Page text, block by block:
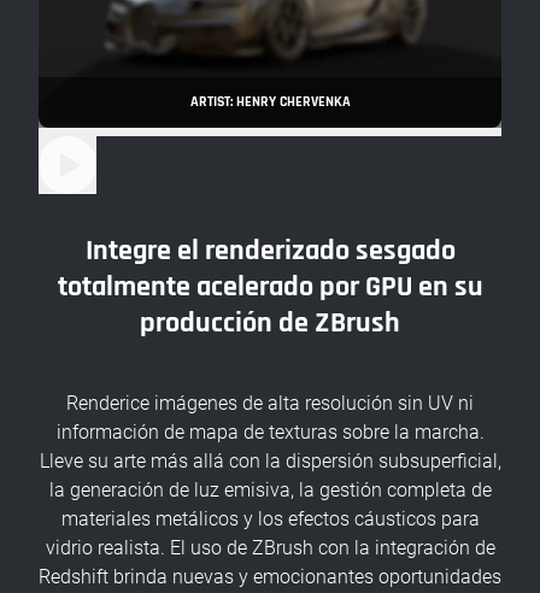
ARTIST: HENRY CHERVENKA
Integre el renderizado sesgado
totalmente acelerado por GPU en su
producción de ZBrush
Renderice imágenes de alta resolución sin UV ni
información de mapa de texturas sobre la marcha.
Lleve su arte más allá con la dispersión subsuperficial,
la generación de luz emisiva, la gestión completa de
materiales metálicos y los efectos cáusticos para
vidrio realista. El uso de ZBrush con la integración de
Redshift brinda nuevas y emocionantes oportunidades